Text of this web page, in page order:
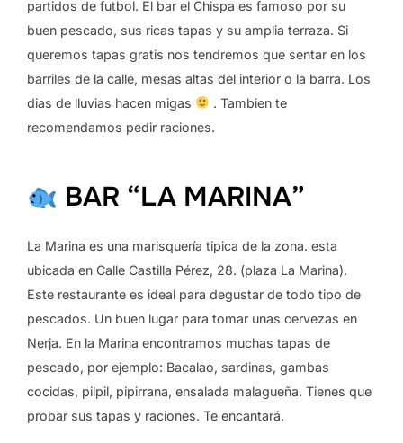
partidos de futbol. El bar el Chispa es famoso por su
buen pescado, sus ricas tapas y su amplia terraza. Si
queremos tapas gratis nos tendremos que sentar en los
barriles de la calle, mesas altas del interior o la barra. Los
dias de lluvias hacen migas
. Tambien te
recomendamos pedir raciones.
BAR “LA MARINA”
La Marina es una marisquería tipica de la zona. esta
ubicada en Calle Castilla Pérez, 28. (plaza La Marina).
Este restaurante es ideal para degustar de todo tipo de
pescados. Un buen lugar para tomar unas cervezas en
Nerja. En la Marina encontramos muchas tapas de
pescado, por ejemplo: Bacalao, sardinas, gambas
cocidas, pilpil, pipirrana, ensalada malagueña. Tienes que
probar sus tapas y raciones. Te encantará.